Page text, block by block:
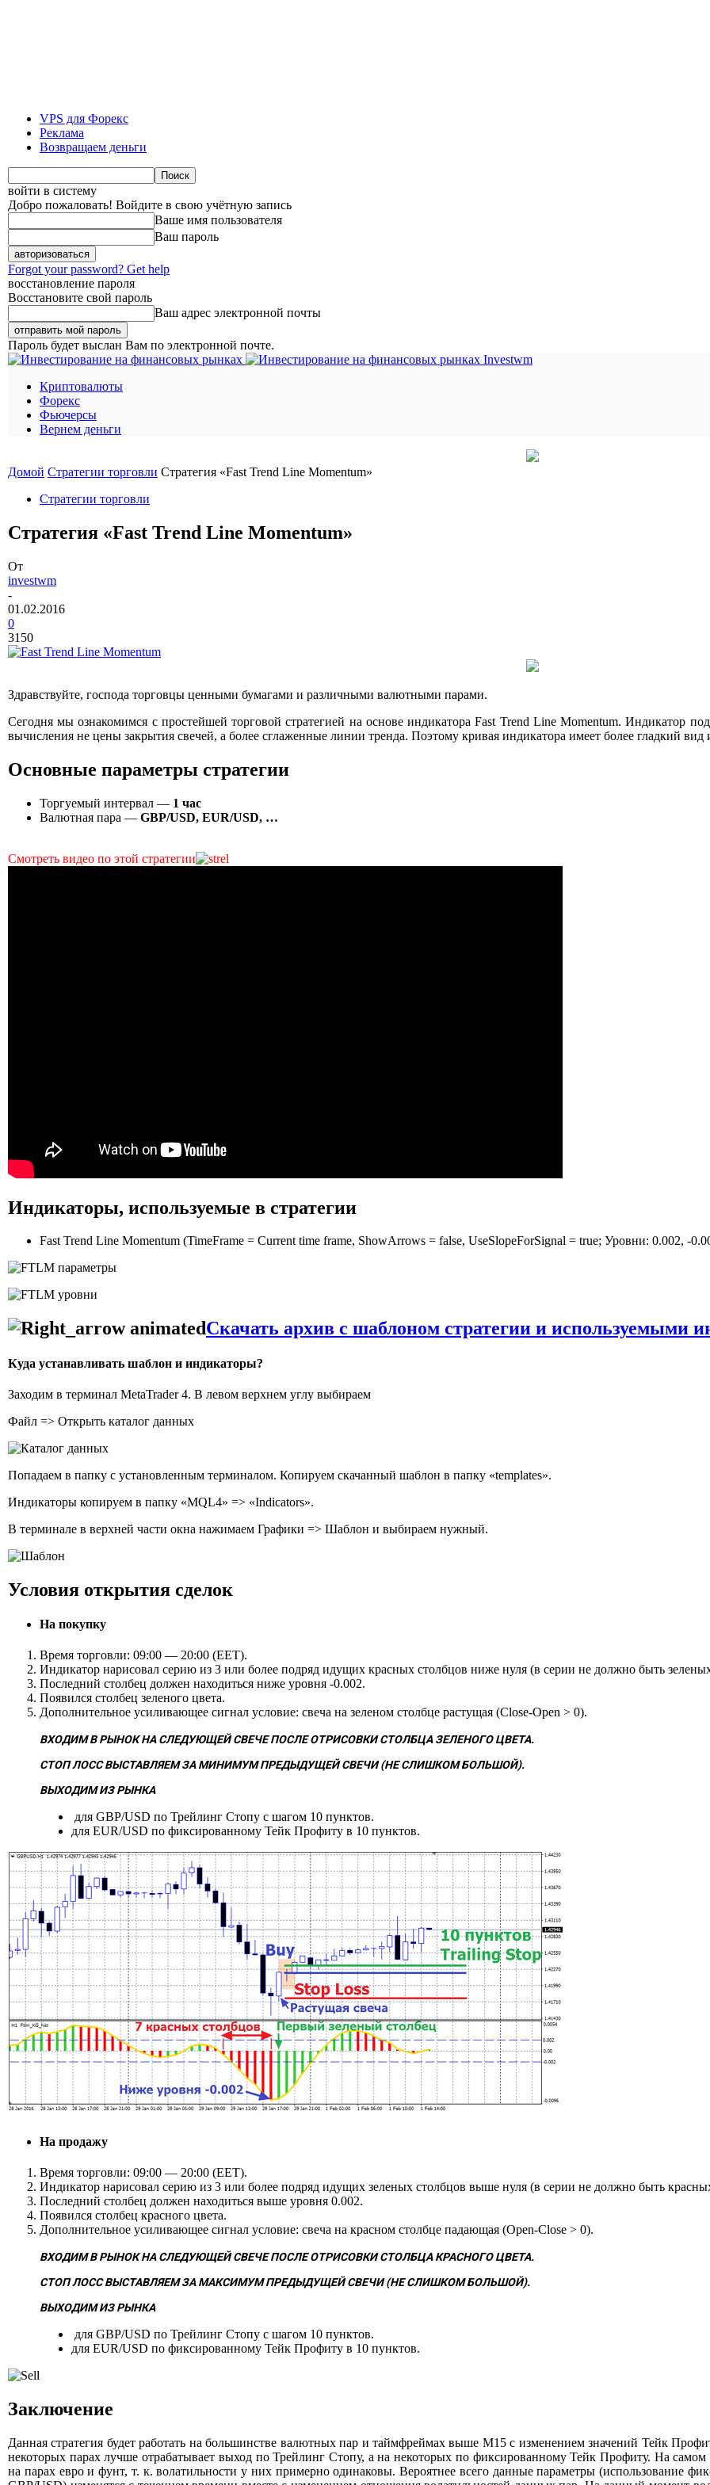
VPS для Форекс
Реклама
Возвращаем деньги
войти в систему
Добро пожаловать! Войдите в свою учётную запись
Ваше имя пользователя
Ваш пароль
Forgot your password? Get help
восстановление пароля
Восстановите свой пароль
Ваш адрес электронной почты
Пароль будет выслан Вам по электронной почте.
Investwm
Криптовалюты
Форекс
Фьючерсы
Вернем деньги
Домой Стратегии торговли Стратегия «Fast Trend Line Momentum»
Стратегии торговли
Стратегия «Fast Trend Line Momentum»
От
investwm
-
01.02.2016
0
3150
Здравствуйте, господа торговцы ценными бумагами и различными валютными парами.
Сегодня мы ознакомимся с простейшей торговой стратегией на основе индикатора Fast Trend Line Momentum. Индикатор
вычисления не цены закрытия свечей, а более сглаженные линии тренда. Поэтому кривая индикатора имеет более гладкий
Основные параметры стратегии
Торгуемый интервал — 1 час
Валютная пара — GBP/USD, EUR/USD, …
Смотреть видео по этой стратегии
Индикаторы, используемые в стратегии
Fast Trend Line Momentum (TimeFrame = Current time frame, ShowArrows = false, UseSlopeForSignal = true; Уровни: 0.002, -
Скачать архив с шаблоном стратегии и используемыми
Куда устанавливать шаблон и индикаторы?
Заходим в терминал MetaTrader 4. В левом верхнем углу выбираем
Файл => Открыть каталог данных
Попадаем в папку с установленным терминалом. Копируем скачанный шаблон в папку «templates».
Индикаторы копируем в папку «MQL4» => «Indicators».
В терминале в верхней части окна нажимаем Графики => Шаблон и выбираем нужный.
Условия открытия сделок
На покупку
Время торговли: 09:00 — 20:00 (EET).
Индикатор нарисовал серию из 3 или более подряд идущих красных столбцов ниже нуля (в серии не должно быть
Последний столбец должен находиться ниже уровня -0.002.
Появился столбец зеленого цвета.
Дополнительное усиливающее сигнал условие: свеча на зеленом столбце растущая (Close-Open > 0).
ВХОДИМ В РЫНОК НА СЛЕДУЮЩЕЙ СВЕЧЕ ПОСЛЕ ОТРИСОВКИ СТОЛБЦА ЗЕЛЕНОГО ЦВЕТА.
СТОП ЛОСС ВЫСТАВЛЯЕМ ЗА МИНИМУМ ПРЕДЫДУЩЕЙ СВЕЧИ (НЕ СЛИШКОМ БОЛЬШОЙ).
ВЫХОДИМ ИЗ РЫНКА
для GBP/USD по Трейлинг Стопу с шагом 10 пунктов.
для EUR/USD по фиксированному Тейк Профиту в 10 пунктов.
На продажу
Время торговли: 09:00 — 20:00 (EET).
Индикатор нарисовал серию из 3 или более подряд идущих зеленых столбцов выше нуля (в серии не должно быть
Последний столбец должен находиться выше уровня 0.002.
Появился столбец красного цвета.
Дополнительное усиливающее сигнал условие: свеча на красном столбце падающая (Open-Close > 0).
ВХОДИМ В РЫНОК НА СЛЕДУЮЩЕЙ СВЕЧЕ ПОСЛЕ ОТРИСОВКИ СТОЛБЦА КРАСНОГО ЦВЕТА.
СТОП ЛОСС ВЫСТАВЛЯЕМ ЗА МАКСИМУМ ПРЕДЫДУЩЕЙ СВЕЧИ (НЕ СЛИШКОМ БОЛЬШОЙ).
ВЫХОДИМ ИЗ РЫНКА
для GBP/USD по Трейлинг Стопу с шагом 10 пунктов.
для EUR/USD по фиксированному Тейк Профиту в 10 пунктов.
Заключение
Данная стратегия будет работать на большинстве валютных пар и таймфреймах выше M15 с изменением значений Тейк
некоторых парах лучше отрабатывает выход по Трейлинг Стопу, а на некоторых по фиксированному Тейк Профиту. На
на парах евро и фунт, т. к. волатильности у них примерно одинаковы. Вероятнее всего данные параметры (использование